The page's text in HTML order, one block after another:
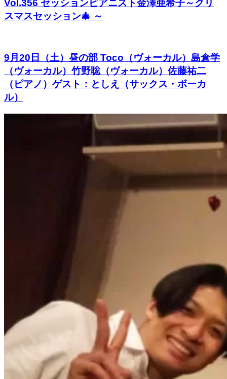
Vol.356 セッションピアニスト金澤亜希子～クリ
スマスセッション🎄 ～
9月20日（土）昼の部 Toco（ヴォーカル）島倉学
（ヴォーカル）竹野聡（ヴォーカル）佐藤祐二
（ピアノ）ゲスト：としえ（サックス・ボーカ
ル）